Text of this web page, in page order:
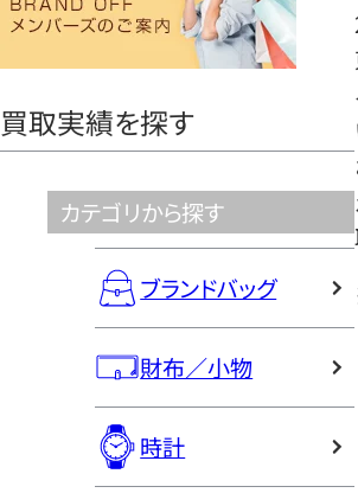
ヤ
買取実績を探す
カテゴリから探す
ブランドバッグ
財布／小物
時計